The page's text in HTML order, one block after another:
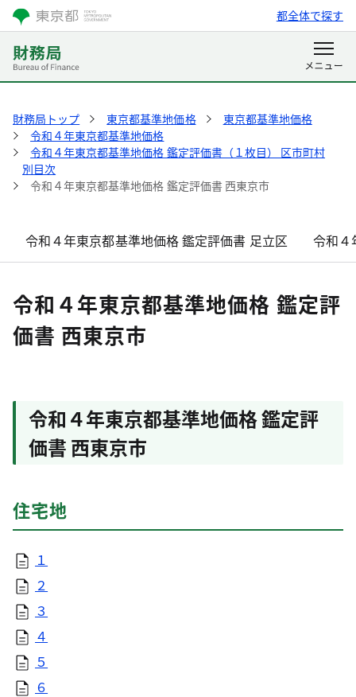
都全体で探す
財務局トップ 東京都基準地価格
東京都基準地価格
令和４年東京都基準地価格
令和４年東京都基準地価格 鑑定評価書（１枚目） 区市町村
別目次
令和４年東京都基準地価格 鑑定評価書 西東京市
令和４年東京都基準地価格 鑑定評価書 足立区 令和４
令和４年東京都基準地価格 鑑定評
価書 西東京市
令和４年東京都基準地価格 鑑定評
価書 西東京市
住宅地
１
２
３
４
５
６